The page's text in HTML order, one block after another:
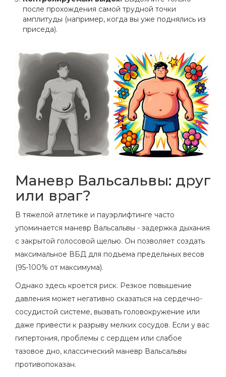
после прохождения самой трудной точки
амплитуды (например, когда вы уже поднялись из
приседа).
Маневр Вальсальвы: друг
или враг?
В тяжелой атлетике и пауэрлифтинге часто
упоминается маневр Вальсальвы - задержка дыхания
с закрытой голосовой щелью. Он позволяет создать
максимальное ВБД для подъема предельных весов
(95-100% от максимума).
Однако здесь кроется риск. Резкое повышение
давления может негативно сказаться на сердечно-
сосудистой системе, вызвать головокружение или
даже привести к разрыву мелких сосудов. Если у вас
гипертония, проблемы с сердцем или слабое
тазовое дно, классический маневр Вальсальвы
противопоказан.